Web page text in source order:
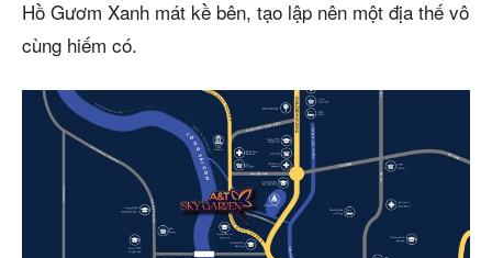
Hồ Gươm Xanh mát kề bên, tạo lập nên một địa thế vô
cùng hiếm có.